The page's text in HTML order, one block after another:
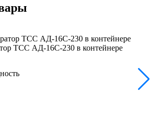
ТСС АД-16С-230 в контейнере